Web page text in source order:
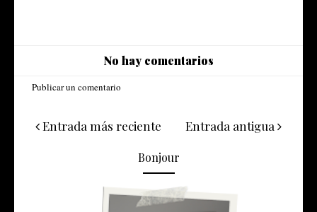
No hay comentarios
Publicar un comentario
Entrada más reciente Entrada antigua
Bonjour